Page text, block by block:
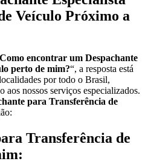
Veículo Próximo a
Como encontrar um Despachante
perto de mim?“, a resposta está
por todo o Brasil,
aos nossos serviços especializados.
para Transferência de
Transferência de